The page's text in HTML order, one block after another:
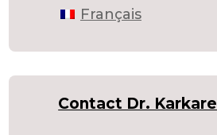
Français
Contact Dr. Karkare